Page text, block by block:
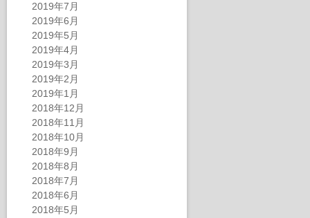
2019年7月
2019年6月
2019年5月
2019年4月
2019年3月
2019年2月
2019年1月
2018年12月
2018年11月
2018年10月
2018年9月
2018年8月
2018年7月
2018年6月
2018年5月